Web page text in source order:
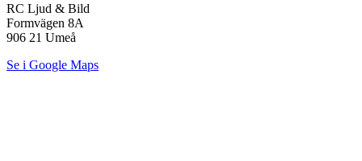
RC Ljud & Bild
Formvägen 8A
906 21 Umeå
Se i Google Maps